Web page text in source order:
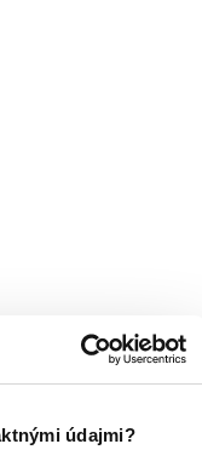
údajmi?